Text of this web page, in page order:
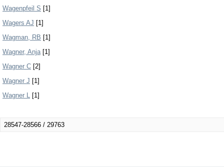
Wagenpfeil S [1]
Wagers AJ [1]
Wagman, RB [1]
Wagner, Anja[1]
Wagner C [2]
Wagner J [1]
Wagner L [1]
28547-28566 / 29763